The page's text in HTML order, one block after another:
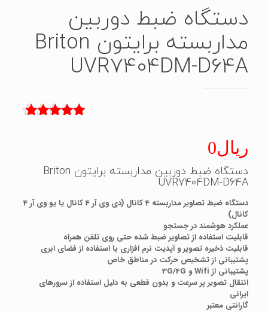
دستگاه ضبط دوربین
مداربسته برایتون Briton
UVR7404DM-D64A
ریال0
دستگاه ضبط دوربین مداربسته برایتون Briton
UVR7404DM-D64A
دستگاه ضبط تصاویر مداربسته 4 کانال (دی وی آر 4 کانال یا یو وی آر 4
کانال)
عملکرد هوشمند در جستجو
قابلیت استفاده از تصاویر ضبط شده حتی روی تلفن همراه
قابلیت ذخیره تصویر و آپدیت نرم افزاری با استفاده از فضای ابری
پشتیبانی از تشخیص حرکت در مناطق خاص
پشتیبانی از Wifi و 3G/4G
انتقال تصویر پر سرعت و بدون قطعی به دلیل استفاده از سرورهای
ایرانی
گارانتی معتبر